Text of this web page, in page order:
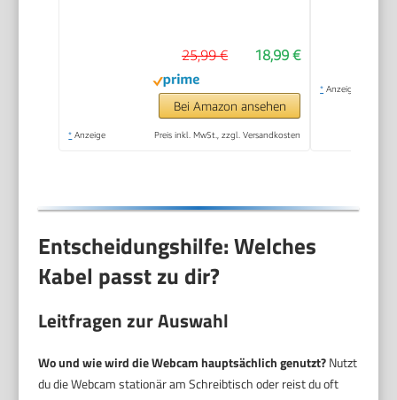
18,99 €
25,99 €
Bei Amazon ansehen
* Anzeige Preis inkl. MwSt., zzgl. Versandkosten
* Anzeige
Entscheidungshilfe: Welches
Kabel passt zu dir?
Leitfragen zur Auswahl
Wo und wie wird die Webcam hauptsächlich genutzt?Nutzt
du die Webcam stationär am Schreibtisch oder reist du oft